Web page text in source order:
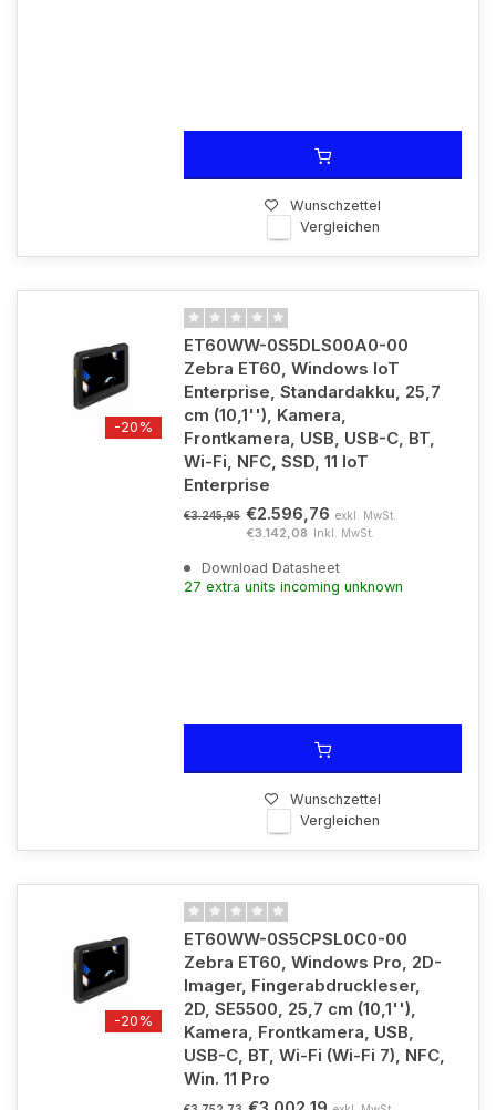
Wunschzettel
Vergleichen
-20%
ET60WW-0S5DLS00A0-00
Zebra ET60, Windows IoT
Enterprise, Standardakku, 25,7
cm (10,1''), Kamera,
Frontkamera, USB, USB-C, BT,
Wi-Fi, NFC, SSD, 11 IoT
Enterprise
€3.245,95 €2.596,76 exkl. MwSt.
€3.142,08 Inkl. MwSt.
Download Datasheet
27 extra units incoming unknown
Wunschzettel
Vergleichen
-20%
ET60WW-0S5CPSL0C0-00
Zebra ET60, Windows Pro, 2D-
Imager, Fingerabdruckleser,
2D, SE5500, 25,7 cm (10,1''),
Kamera, Frontkamera, USB,
USB-C, BT, Wi-Fi (Wi-Fi 7), NFC,
Win. 11 Pro